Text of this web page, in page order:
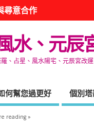
尋意合作
水、元
、占星、風水陽宅、元辰宮改
何幫您過更好 個別
reading »